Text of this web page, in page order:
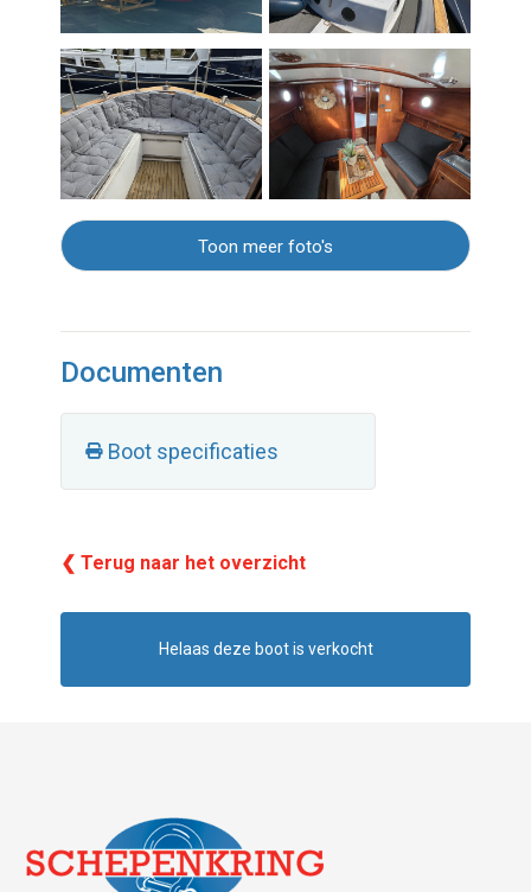
Toon meer foto's
Documenten
Boot specificaties
❮ Terug naar het overzicht
Helaas deze boot is verkocht